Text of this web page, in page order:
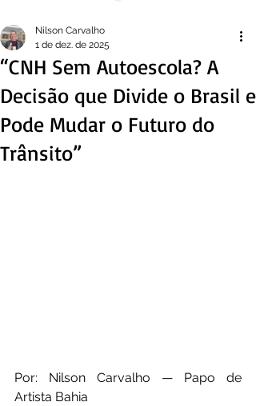
“CNH Sem Autoescola? A
Decisão que Divide o Brasil e
Pode Mudar o Futuro do
Trânsito”
Nilson Carvalho
1 de dez. de 2025
Por: Nilson Carvalho — Papo de
Artista Bahia